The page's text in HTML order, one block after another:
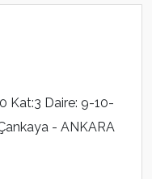
Kat:3 Daire: 9-10-
- ANKARA